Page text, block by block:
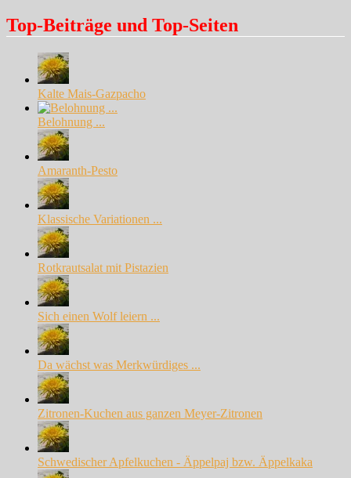
Top-Beiträge und Top-Seiten
Kalte Mais-Gazpacho
Belohnung ...
Amaranth-Pesto
Klassische Variationen ...
Rotkrautsalat mit Pistazien
Sich einen Wolf leiern ...
Da wächst was Merkwürdiges ...
Zitronen-Kuchen aus ganzen Meyer-Zitronen
Schwedischer Apfelkuchen - Äppelpaj bzw. Äppelkaka